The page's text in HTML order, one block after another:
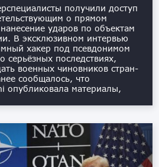
получили доступ
о прямом
ударов по объектам
В эксклюзивном интервью
хакер под псевдонимом
серьёзных последствиях,
военных чиновников стран-
сообщалось, что
опубликовала материалы,